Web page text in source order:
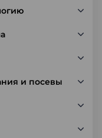
и посевы